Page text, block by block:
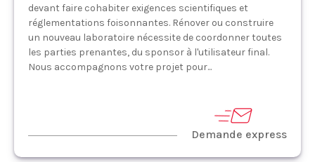
devant faire cohabiter exigences scientifiques et
réglementations foisonnantes. Rénover ou construire
un nouveau laboratoire nécessite de coordonner toutes
les parties prenantes, du sponsor à l'utilisateur final.
Nous accompagnons votre projet pour...
Demande express